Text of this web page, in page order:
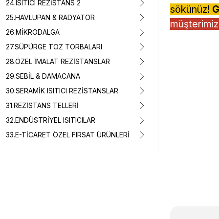
24.ISITICI REZİSTANS 2
25.HAVLUPAN & RADYATÖR
26.MİKRODALGA
27.SÜPÜRGE TOZ TORBALARI
28.ÖZEL İMALAT REZİSTANSLAR
29.SEBİL & DAMACANA
30.SERAMİK ISITICI REZİSTANSLAR
31.REZİSTANS TELLERİ
32.ENDÜSTRİYEL ISITICILAR
33.E-TİCARET ÖZEL FIRSAT ÜRÜNLERİ
sökünüz!